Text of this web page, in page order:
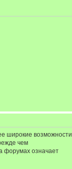
широкие возможности.
чем
форумах означает